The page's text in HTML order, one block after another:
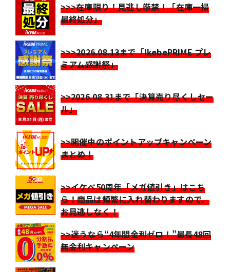
>>>在庫限り！見逃し厳禁！「在庫一掃
最終処分」
>>>2026.08.13まで「IkebePRIME プレ
ミアム感謝祭」
>>2026.08.31まで「決算売り尽くしセー
ル」
>>開催中のポイントアップキャンペーン
まとめ！
>>イケベ50周年「メガ値引き」はこち
ら！商品は頻繁に入れ替わりますので、
お見逃しなく！
>>迷うなら“4年間金利ゼロ！”最長48回
無金利キャンペーン